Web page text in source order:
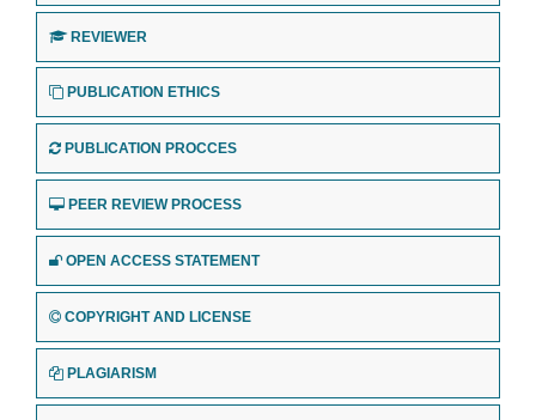
REVIEWER
PUBLICATION ETHICS
PUBLICATION PROCCES
PEER REVIEW PROCESS
OPEN ACCESS STATEMENT
COPYRIGHT AND LICENSE
PLAGIARISM